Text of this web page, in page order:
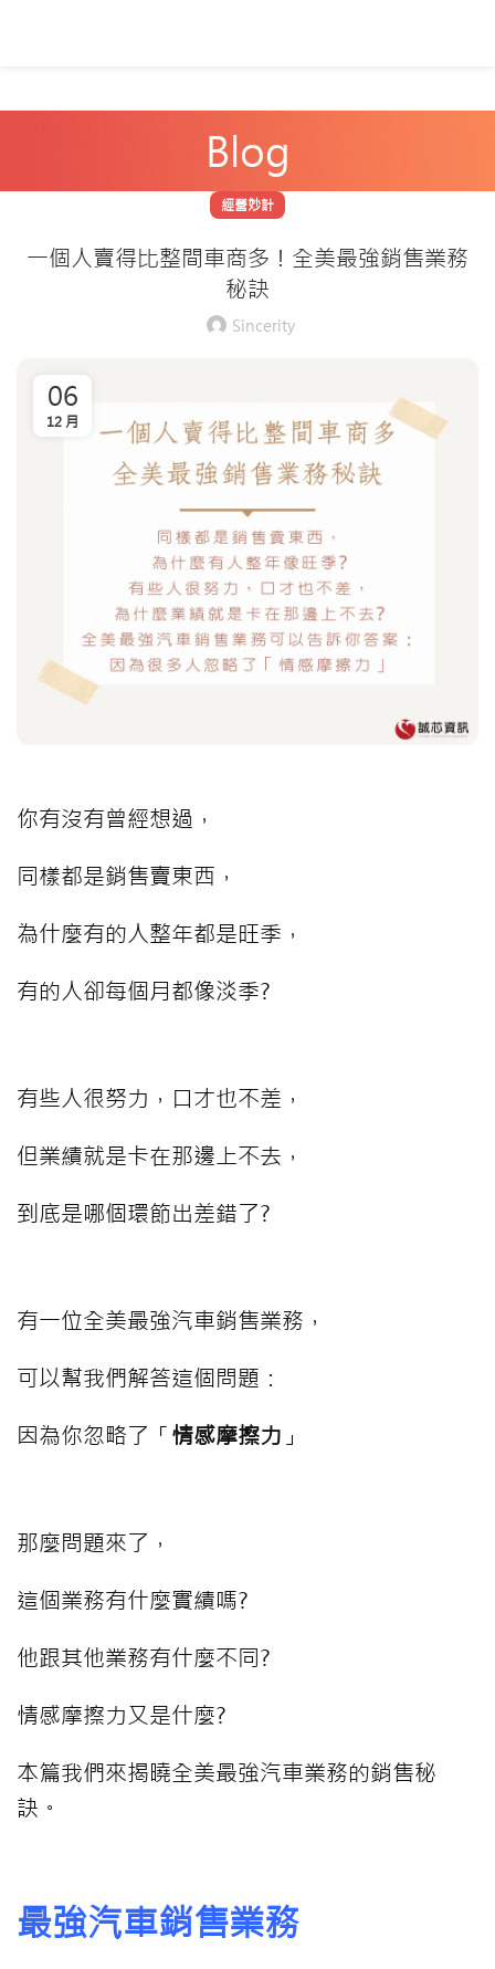
Blog
經營妙計
一個人賣得比整間車商多！全美最強銷售業務
秘訣
Sincerity
06
12 月
你有沒有曾經想過，
同樣都是銷售賣東西，
為什麼有的人整年都是旺季，
有的人卻每個月都像淡季?
有些人很努力，口才也不差，
但業績就是卡在那邊上不去，
到底是哪個環節出差錯了?
有一位全美最強汽車銷售業務，
可以幫我們解答這個問題：
因為你忽略了「情感摩擦力 」
那麼問題來了，
這個業務有什麼實績嗎?
他跟其他業務有什麼不同?
情感摩擦力又是什麼?
本篇我們來揭曉全美最強汽車業務的銷售秘
訣。
最強汽車銷售業務